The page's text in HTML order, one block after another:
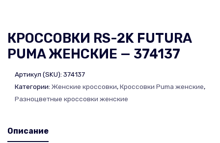
КРОССОВКИ RS-2K FUTURA
PUMA ЖЕНСКИЕ — 374137
Артикул (SKU): 374137
Категории: Женские кроссовки,Кроссовки Puma женские,
Разноцветные кроссовки женские
Описание